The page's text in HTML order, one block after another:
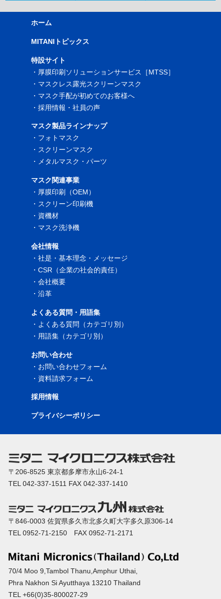
ホーム
MITANIトピックス
特設サイト
・ 厚膜印刷ソリューションサービス［MTSS］
・ マスクレス露光スクリーンマスク
・ マスク手配が初めてのお客様へ
・採用情報・社員の声
マスク製品ラインナップ
・ フォトマスク
・ スクリーンマスク
・ メタルマスク・パーツ
マスク関連事業
・ 厚膜印刷（OEM）
・ スクリーン印刷機
・ 資機材
・ マスク洗浄機
会社情報
・社是・基本理念・メッセージ
・CSR（企業の社会的責任）
・会社概要
・沿革
よくある質問・用語集
・ よくある質問（カテゴリ別）
・ 用語集（カテゴリ別）
お問い合わせ
・ お問い合わせフォーム
・ 資料請求フォーム
採用情報
プライバシーポリシー
〒206-8525 東京都多摩市永山6-24-1
TEL 042-337-1511 FAX 042-337-1410
〒846-0003 佐賀県多久市北多久町大字多久原306-14
TEL 0952-71-2150 FAX 0952-71-2171
70/4 Moo 9,Tambol Thanu,Amphur Uthai,
Phra Nakhon Si Ayutthaya 13210 Thailand
TEL +66(0)35-800027-29